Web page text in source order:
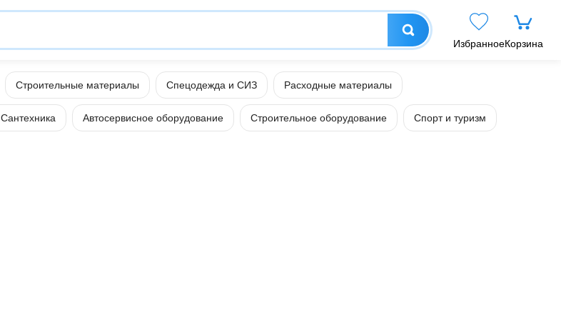
ИзбранноеКорзина
Строительные материалы Спецодежда и СИЗ Расходные материалы
Сантехника Автосервисное оборудование Строительное оборудование Спорт и туризм